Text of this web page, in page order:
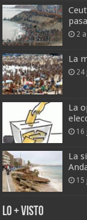
2
La
24
La
16
La
15
Lo + Visto